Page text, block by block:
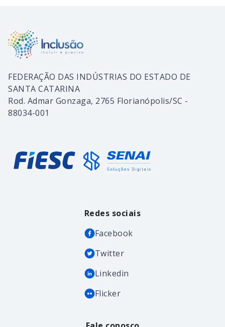
FEDERAÇÃO DAS INDÚSTRIAS DO ESTADO DE
SANTA CATARINA
Rod. Admar Gonzaga, 2765 Florianópolis/SC -
88034-001
Redes sociais
Facebook
Twitter
Linkedin
Flicker